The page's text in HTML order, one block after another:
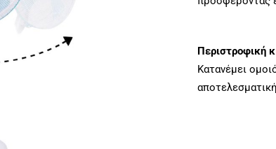
Περιστροφική
Κατανέμει